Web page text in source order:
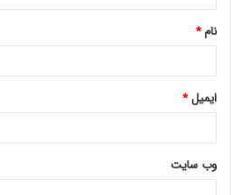
نام*
ایمیل*
وب‌ سایت